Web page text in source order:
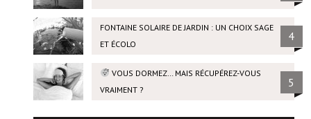
FONTAINE SOLAIRE DE JARDIN : UN CHOIX SAGE
ET ÉCOLO
4
VOUS DORMEZ… MAIS RÉCUPÉREZ-VOUS
VRAIMENT ?
5